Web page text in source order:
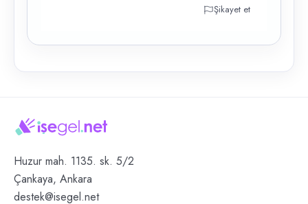
Şikayet et
Huzur mah. 1135. sk. 5/2
Çankaya, Ankara
destek@isegel.net